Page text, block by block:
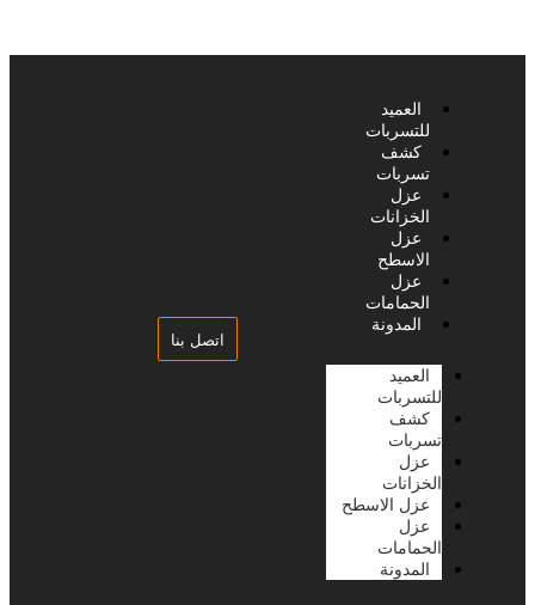
العميد
للتسربات
كشف
تسربات
عزل
الخزانات
عزل
الاسطح
عزل
الحمامات
المدونة
العميد
للتسربات
كشف
تسربات
عزل
الخزانات
عزل الاسطح
عزل
الحمامات
المدونة
اتصل بنا